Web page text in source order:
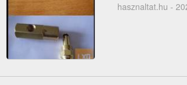
hasznaltat.hu -